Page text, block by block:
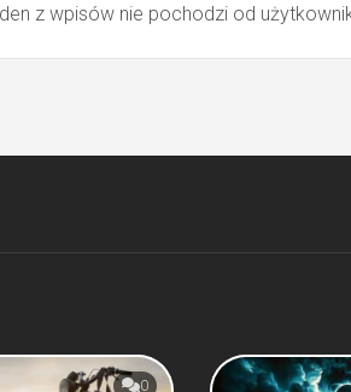
z wpisów nie pochodzi od
0